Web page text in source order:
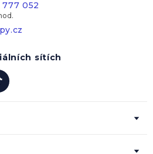
052
sítích